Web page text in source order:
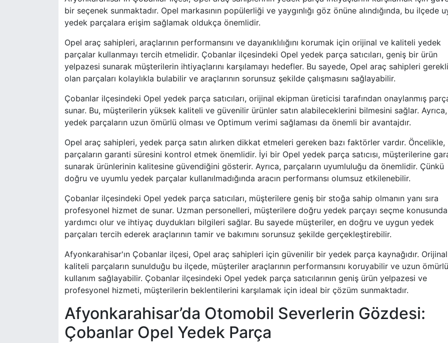
bir seçenek sunmaktadır. Opel markasının popülerliği ve yaygınlığı göz önüne alındığında, bu ilçede
yedek parçalara erişim sağlamak oldukça önemlidir.
Opel araç sahipleri, araçlarının performansını ve dayanıklılığını korumak için orijinal ve kaliteli yedek
parçalar kullanmayı tercih etmelidir. Çobanlar ilçesindeki Opel yedek parça satıcıları, geniş bir ürün
yelpazesi sunarak müşterilerin ihtiyaçlarını karşılamayı hedefler. Bu sayede, Opel araç sahipleri gerekli
olan parçaları kolaylıkla bulabilir ve araçlarının sorunsuz şekilde çalışmasını sağlayabilir.
Çobanlar ilçesindeki Opel yedek parça satıcıları, orijinal ekipman üreticisi tarafından onaylanmış
sunar. Bu, müşterilerin yüksek kaliteli ve güvenilir ürünler satın alabileceklerini bilmesini sağlar.
yedek parçaların uzun ömürlü olması ve Optimum verimi sağlaması da önemli bir avantajdır.
Opel araç sahipleri, yedek parça satın alırken dikkat etmeleri gereken bazı faktörler vardır. Öncelikle,
parçaların garanti süresini kontrol etmek önemlidir. İyi bir Opel yedek parça satıcısı, müşterilerine
sunarak ürünlerinin kalitesine güvendiğini gösterir. Ayrıca, parçaların uyumluluğu da önemlidir. Çünkü
doğru ve uyumlu yedek parçalar kullanılmadığında aracın performansı olumsuz etkilenebilir.
Çobanlar ilçesindeki Opel yedek parça satıcıları, müşterilere geniş bir stoğa sahip olmanın yanı sıra
profesyonel hizmet de sunar. Uzman personelleri, müşterilere doğru yedek parçayı seçme konusunda
yardımcı olur ve ihtiyaç duydukları bilgileri sağlar. Bu sayede müşteriler, en doğru ve uygun yedek
parçaları tercih ederek araçlarının tamir ve bakımını sorunsuz şekilde gerçekleştirebilir.
Afyonkarahisar'ın Çobanlar ilçesi, Opel araç sahipleri için güvenilir bir yedek parça kaynağıdır.
kaliteli parçaların sunulduğu bu ilçede, müşteriler araçlarının performansını koruyabilir ve uzun
kullanım sağlayabilir. Çobanlar ilçesindeki Opel yedek parça satıcılarının geniş ürün yelpazesi ve
profesyonel hizmeti, müşterilerin beklentilerini karşılamak için ideal bir çözüm sunmaktadır.
Afyonkarahisar’da Otomobil Severlerin Gözdesi:
Çobanlar Opel Yedek Parça